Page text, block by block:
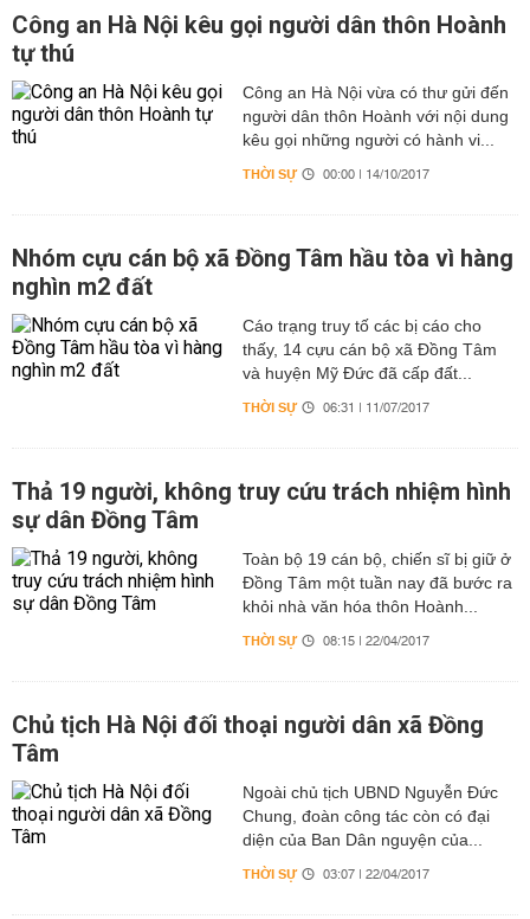
Công an Hà Nội kêu gọi người dân thôn Hoành
tự thú
Công an Hà Nội vừa có thư gửi đến
người dân thôn Hoành với nội dung
kêu gọi những người có hành vi...
THỜI SỰ 00:00 | 14/10/2017
Nhóm cựu cán bộ xã Đồng Tâm hầu tòa vì hàng
nghìn m2 đất
Cáo trạng truy tố các bị cáo cho
thấy, 14 cựu cán bộ xã Đồng Tâm
và huyện Mỹ Đức đã cấp đất...
THỜI SỰ 06:31 | 11/07/2017
Thả 19 người, không truy cứu trách nhiệm hình
sự dân Đồng Tâm
Toàn bộ 19 cán bộ, chiến sĩ bị giữ ở
Đồng Tâm một tuần nay đã bước ra
khỏi nhà văn hóa thôn Hoành...
THỜI SỰ 08:15 | 22/04/2017
Chủ tịch Hà Nội đối thoại người dân xã Đồng
Tâm
Ngoài chủ tịch UBND Nguyễn Đức
Chung, đoàn công tác còn có đại
diện của Ban Dân nguyện của...
THỜI SỰ 03:07 | 22/04/2017